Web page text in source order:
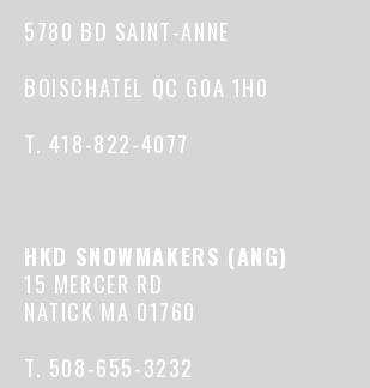
5780 BD SAINT-ANNE
BOISCHATEL QC G0A 1H0
T. 418-822-4077
HKD SNOWMAKERS (ANG)
15 MERCER RD
NATICK MA 01760
T. 508-655-3232